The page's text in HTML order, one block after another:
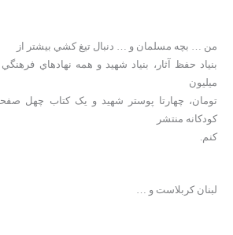
من … بچه مسلمان و … دنبال تيغ کشي بيشتر از
بنياد حفظ آثار، بنياد شهيد و همه نهادهاي
ميليون
تومان، چهارتا پوستر شهيد و يک کتاب چهل
کودکانه منتشر
کنم.
لبنان کربلاست و …